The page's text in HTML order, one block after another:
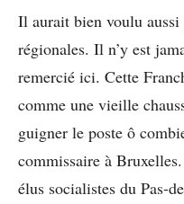
Il aurait bien voulu
régionales. Il n’y est
remercié ici. Cette
comme une vieille
guigner le poste ô
commissaire à
élus socialistes du Pas-